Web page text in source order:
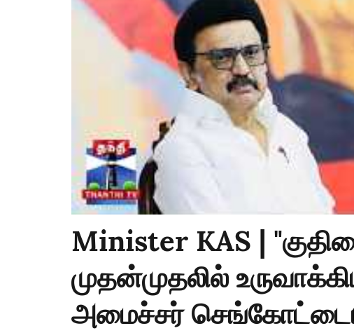
Minister KAS |
முதன்முதலில்
அமைச்சர்